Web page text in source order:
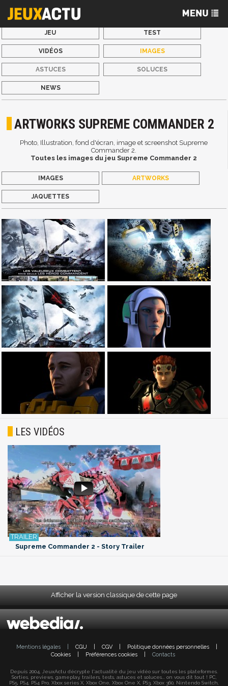
JEU TEST
VIDÉOS IMAGES
ASTUCES SOLUCES
NEWS
ARTWORKS SUPREME COMMANDER 2
Photo, Illustration, fond d'écran, image et screenshot Supreme
Commander 2.
Toutes les images du jeu Supreme Commander 2
IMAGES ARTWORKS
JAQUETTES
LES VIDÉOS
Supreme Commander 2 - Story Trailer
Afficher la version classique de cette page
Mentions légales CGU CGV Politique données personnelles
Cookies
Préférences cookies Contacts
Depuis 2004, JeuxActu décrypte l'actualité du jeu vidéo sur toutes les plateformes.
Sorties, previews, gameplay, trailers, tests, astuces et soluces... on vous dit tout ! PC,
PS5, PS4, PS4 Pro, Xbox series X, Xbox One, Xbox One X, PS3, Xbox 360, Nintendo Switch,